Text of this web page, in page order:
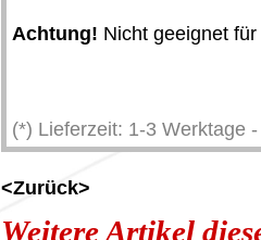
Achtung! Nicht geeignet
(*) Lieferzeit: 1-3 Werktage
<Zurück>
Weitere Artikel